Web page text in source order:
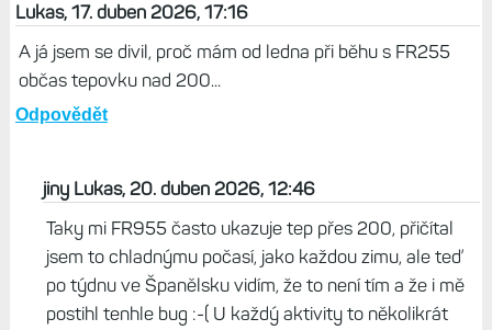
Lukas, 17. duben 2026, 17:16
A já jsem se divil, proč mám od ledna při běhu s FR255
občas tepovku nad 200...
Odpovědět
jiny Lukas, 20. duben 2026, 12:46
Taky mi FR955 často ukazuje tep přes 200, přičítal
jsem to chladnýmu počasí, jako každou zimu, ale teď
po týdnu ve Španělsku vidím, že to není tím a že i mě
postihl tenhle bug :-( U každý aktivity to několikrát